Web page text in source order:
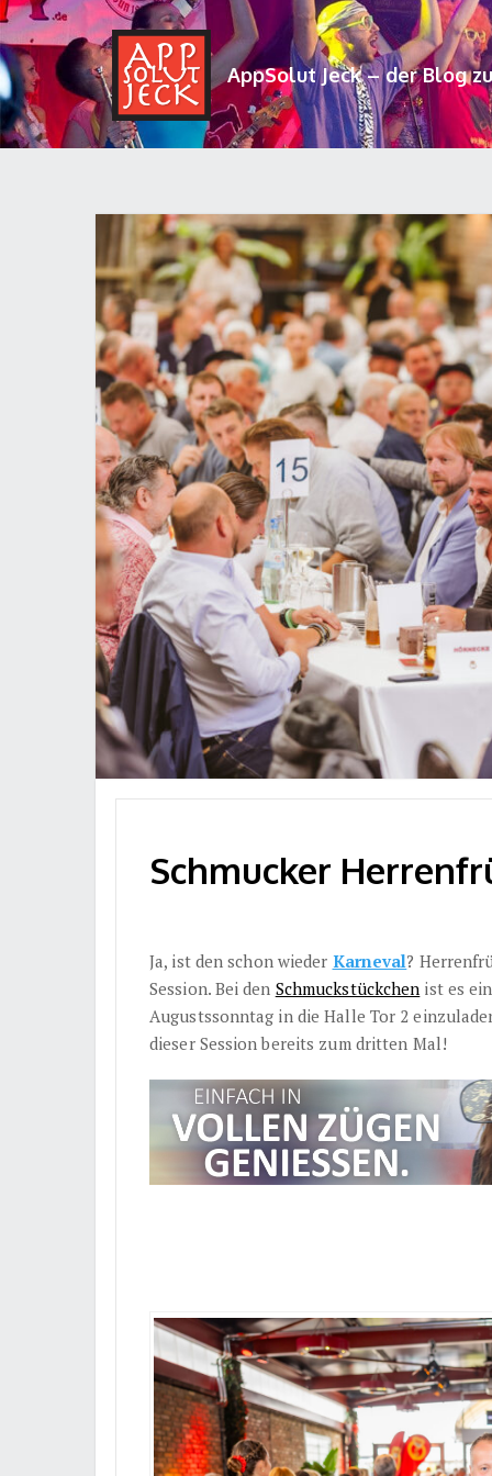
AppSolut Jeck – der Blog
Schmucker
Ja, ist den schon wieder Karneval?
Session. Bei den Schmuckstückchen ist es
Augustssonntag in die Halle Tor 2
dieser Session bereits zum dritten Mal!